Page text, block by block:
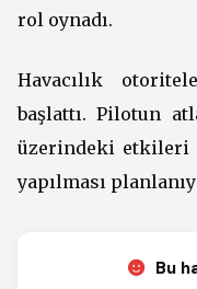
rol oynadı.
Havacılık
başlattı. Pilotun
üzerindeki etkileri
yapılması
Bu